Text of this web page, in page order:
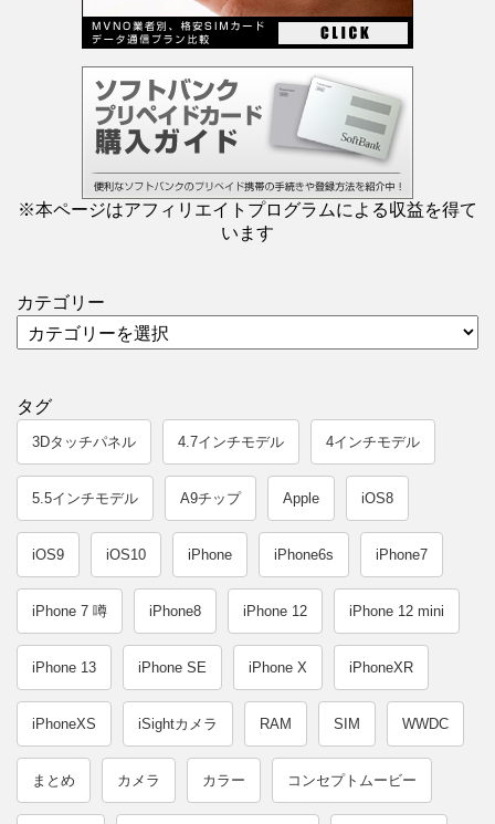
※本ページはアフィリエイトプログラムによる収益を得て
います
カテゴリー
タグ
3Dタッチパネル 4.7インチモデル 4インチモデル
5.5インチモデル A9チップ Apple iOS8
iOS9 iOS10 iPhone iPhone6s iPhone7
iPhone 7 噂 iPhone8 iPhone 12 iPhone 12 mini
iPhone 13 iPhone SE iPhone X iPhoneXR
iPhoneXS iSightカメラ RAM SIM WWDC
まとめ カメラ カラー コンセプトムービー